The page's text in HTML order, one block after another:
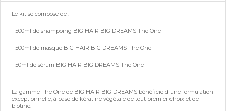
Le kit se compose de :
- 500ml de shampoing BIG HAIR BIG DREAMS The One
- 500ml de masque BIG HAIR BIG DREAMS The One
- 50ml de sérum BIG HAIR BIG DREAMS The One
La gamme The One de BIG HAIR BIG DREAMS bénéficie d'une formulation
exceptionnelle, à base de kératine végétale de tout premier choix et de
biotine.